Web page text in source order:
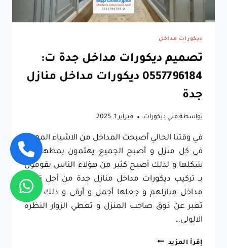
ديكورات مداخل
تصميم ديكورات مداخل جدة ت:
0557796184 ديكورات مداخل منازل
جدة
بواسطة فني ديكورات فبراير 1, 2025
في وقتنا الحالي أصبحت المداخل من الاشياء المهمه
في كل منزل و أصبح الجميع يهتمون بمظهرها و
شكلها و لذلك أصبح كثير من هؤلاء الناس يقومون
بــ تركيب ديكورات مداخل منازل جدة من أجل تزيين
مداخل منازلهم و جعلها أجمل و أرقى و ذلك لإنها
تعبر عن ذوق صاحب المنزل و تعطي الزوار النظره
الالولى…
إقرأ المزيد تصميم